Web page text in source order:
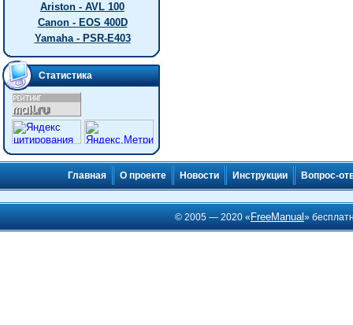
Ariston - AVL 100
Canon - EOS 400D
Yamaha - PSR-E403
Статистика
Главная О проекте Новости Инструкции Вопрос-
© 2005 — 2020 « FreeManual»